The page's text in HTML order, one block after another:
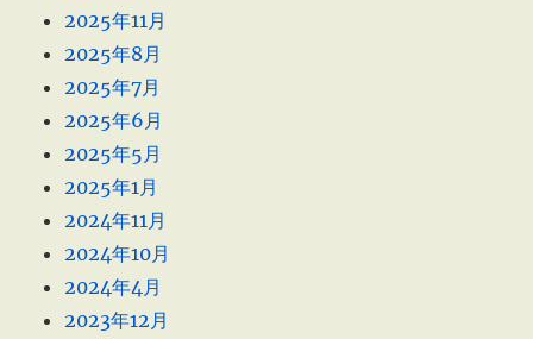
2025年11月
2025年8月
2025年7月
2025年6月
2025年5月
2025年1月
2024年11月
2024年10月
2024年4月
2023年12月